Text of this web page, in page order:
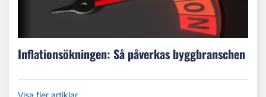
Inflationsökningen: Så påverkas byggbranschen
Visa fler artiklar